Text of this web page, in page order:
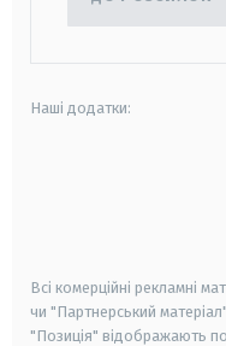
Наші додатки:
Всі комерційні рекламні
чи "Партнерський
"Позиція" відображають